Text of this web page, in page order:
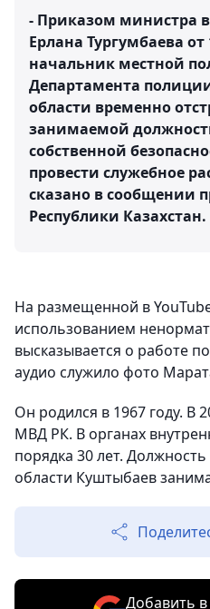
- Приказом министра
Ерлана Тургумбаева от
начальник местной
Департамента
области временно
занимаемой
собственной
провести служебное
сказано в сообщении
Республики Казахстан.
На размещенной в
использованием
высказывается о работе
аудио служило фото
Он родился в 1967 году. В
МВД РК. В органах
порядка 30 лет.
области Куштыбаев
Добавить